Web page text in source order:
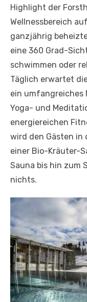
Highlight der
Wellnessbereich
ganzjährig
eine 360 Grad-
schwimmen oder
Täglich erwartet
ein umfangreiches
Yoga- und
energiereichen
wird den Gästen in
einer Bio-Kräuter-
Sauna bis hin zum
nichts.